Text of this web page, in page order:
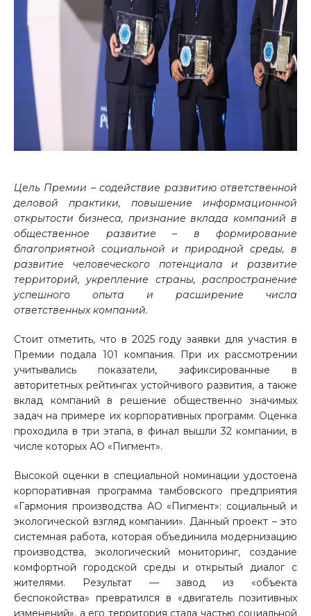
Цель Премии – содействие развитию ответственной
деловой практики, повышение информационной
открытости бизнеса, признание вклада компаний в
общественное развитие – в формирование
благоприятной социальной и природной среды, в
развитие человеческого потенциала и развитие
территорий, укрепление страны, распространение
успешного опыта и расширение числа
ответственных компаний.
Стоит отметить, что в 2025 году заявки для участия в
Премии подала 101 компания. При их рассмотрении
учитывались показатели, зафиксированные в
авторитетных рейтингах устойчивого развития, а также
вклад компаний в решение общественно значимых
задач на примере их корпоративных программ. Оценка
проходила в три этапа, в финал вышли 32 компании, в
числе которых АО «Пигмент».
Высокой оценки в специальной номинации удостоена
корпоративная программа тамбовского предприятия
«Гармония производства АО «Пигмент»: социальный и
экологической взгляд компании». Данный проект – это
системная работа, которая объединила модернизацию
производства, экологический мониторинг, создание
комфортной городской среды и открытый диалог с
жителями. Результат — завод из «объекта
беспокойства» превратился в «двигатель позитивных
изменений», а его территория стала частью социальной